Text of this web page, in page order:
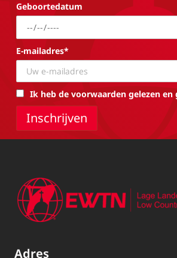
Geboortedatum
E-mailadres*
Ik heb de voorwaarden gelezen
Adres